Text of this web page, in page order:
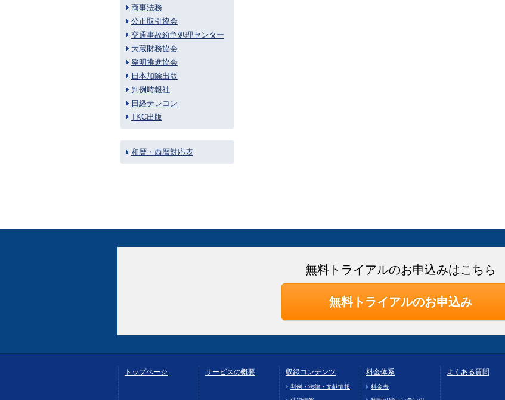
商事法務
公正取引協会
交通事故紛争処理センター
大蔵財務協会
発明推進協会
日本加除出版
判例時報社
日経テレコン
TKC出版
和暦・西暦対応表
無料トライアルのお申込みはこちら
無料トライアルのお申込み
トップページ サービスの概要 収録コンテンツ
判例・法律・文献情報
料金体系
料金表
よくある質問